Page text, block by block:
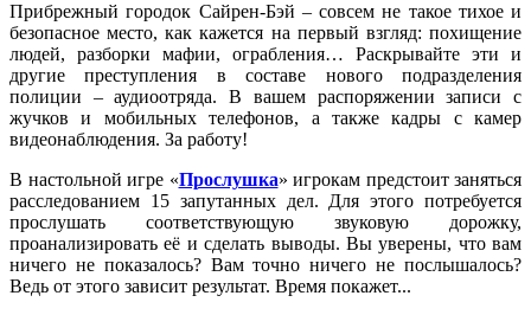
Прибрежный городок Сайрен-Бэй – совсем не такое тихое и
безопасное место, как кажется на первый взгляд: похищение
людей, разборки мафии, ограбления… Раскрывайте эти и
другие преступления в составе нового подразделения
полиции – аудиоотряда. В вашем распоряжении записи с
жучков и мобильных телефонов, а также кадры с камер
видеонаблюдения. За работу!
В настольной игре «Прослушка» игрокам предстоит заняться
расследованием 15 запутанных дел. Для этого потребуется
прослушать соответствующую звуковую дорожку,
проанализировать её и сделать выводы. Вы уверены, что вам
ничего не показалось? Вам точно ничего не послышалось?
Ведь от этого зависит результат. Время покажет...